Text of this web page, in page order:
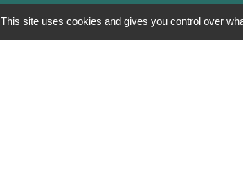
This site uses cookies and gives you control over